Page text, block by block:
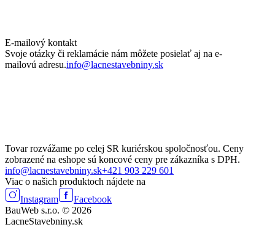
E-mailový kontakt
Svoje otázky či reklamácie nám môžete posielať aj na e-
mailovú adresu.info@lacnestavebniny.sk
Tovar rozvážame po celej SR kuriérskou spoločnosťou. Ceny
zobrazené na eshope sú koncové ceny pre zákazníka s DPH.
info@lacnestavebniny.sk+421 903 229 601
Viac o našich produktoch nájdete na
Instagram
Facebook
BauWeb s.r.o. © 2026
LacneStavebniny.sk